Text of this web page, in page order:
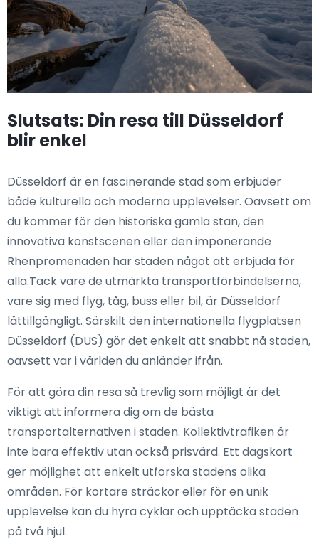
Slutsats: Din resa till Düsseldorf
blir enkel
Düsseldorf är en fascinerande stad som erbjuder
både kulturella och moderna upplevelser. Oavsett om
du kommer för den historiska gamla stan, den
innovativa konstscenen eller den imponerande
Rhenpromenaden har staden något att erbjuda för
alla.Tack vare de utmärkta transportförbindelserna,
vare sig med flyg, tåg, buss eller bil, är Düsseldorf
lättillgängligt. Särskilt den internationella flygplatsen
Düsseldorf (DUS) gör det enkelt att snabbt nå staden,
oavsett var i världen du anländer ifrån.
För att göra din resa så trevlig som möjligt är det
viktigt att informera dig om de bästa
transportalternativen i staden. Kollektivtrafiken är
inte bara effektiv utan också prisvärd. Ett dagskort
ger möjlighet att enkelt utforska stadens olika
områden. För kortare sträckor eller för en unik
upplevelse kan du hyra cyklar och upptäcka staden
på två hjul.